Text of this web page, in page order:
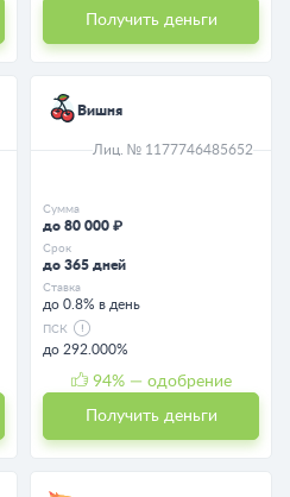
Получить деньги
Вишня
Лиц. № 1177746485652
Сумма
до 80 000 ₽
Срок
до 365 дней
Ставка
до 0.8% в день
ПСК
до 292.000%
94% — одобрение
Получить деньги